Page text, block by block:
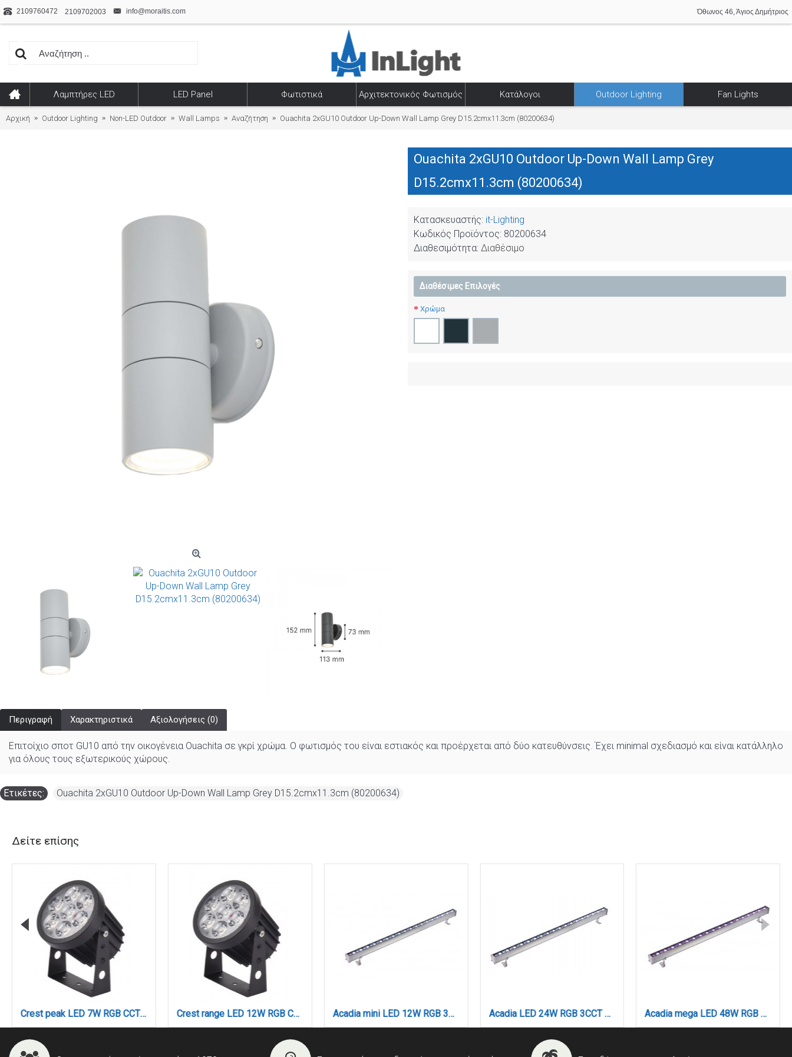
2109760472 2109702003 info@moraitis.com Όθωνος 46, Άγιος Δημήτριος
Λαμπτήρες LED LED Panel Φωτιστικά Αρχιτεκτονικός Φωτισμός Κατάλογοι Outdoor Lighting Fan Lights
Αρχική Outdoor Lighting Non-LED Outdoor Wall Lamps Αναζήτηση Ouachita 2xGU10 Outdoor Up-Down Wall Lamp Grey D15.2cmx11.3cm (80200634)
Ouachita 2xGU10 Outdoor Up-Down Wall Lamp Grey
D15.2cmx11.3cm (80200634)
Κατασκευαστής: it-Lighting
Κωδικός Προϊόντος: 80200634
Διαθεσιμότητα: Διαθέσιμο
Διαθέσιμες Επιλογές
Χρώμα
Περιγραφή Χαρακτηριστικά Αξιολογήσεις (0)
Επιτοίχιο σποτ GU10 από την οικογένεια Ouachita σε γκρί χρώμα. Ο φωτισμός του είναι εστιακός και προέρχεται από δύο κατευθύνσεις. Έχει minimal σχεδιασμό και είναι κατάλληλο
για όλους τους εξωτερικούς χώρους.
Ετικέτες: Ouachita 2xGU10 Outdoor Up-Down Wall Lamp Grey D15.2cmx11.3cm (80200634)
Δείτε επίσης
Crest peak LED 7W RGB CCT Outdoor Wall Lamp Black D:8.5 x 12cm (80700415) Crest range LED 12W RGB CCT Outdoor Wall Lamp Black D:8.5 x 12cm (80700515) Acadia mini LED 12W RGB 3CCT Wall Washer Silver D:30cm (80700115) Acadia LED 24W RGB 3CCT Wall Washer Silver D:60cm (80700215) Acadia mega LED 48W RGB 3CCT Wall Washer Silver D:100cm (80700315)